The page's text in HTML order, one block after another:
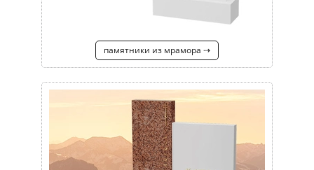
памятники из мрамора ⇢